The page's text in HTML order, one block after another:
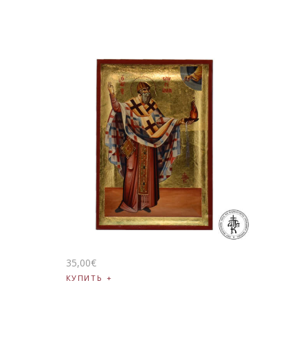
35,00€
КУПИТЬ